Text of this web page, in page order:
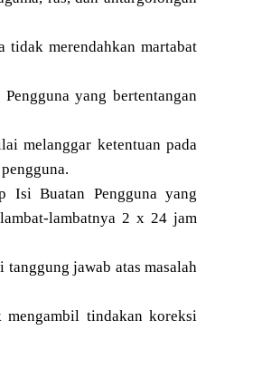
merendahkan martabat
yang bertentangan
melanggar ketentuan pada
Isi Buatan Pengguna yang
lambatnya 2 x 24 jam
jawab atas masalah
tindakan koreksi